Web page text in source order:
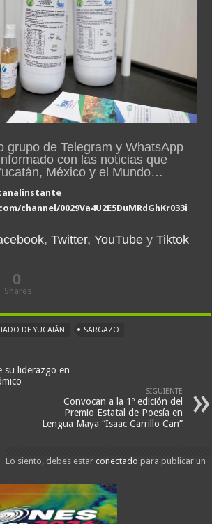
grupo de Telegram y WhatsApp
con las noticias que
México y el Mundo…
channel/0029Va4U2E5DuMRdGhKr033i
,Twitter, YouTube yTiktok
0
Shares
DE YUCATÁN SARGAZO
su liderazgo en
SIGUIENTE
Convocan a la 1º edición del
Premio Estatal de Poesía en
Lengua Maya “Isaac Carrillo Can”
Lo siento, debes estarconectado para publicar un